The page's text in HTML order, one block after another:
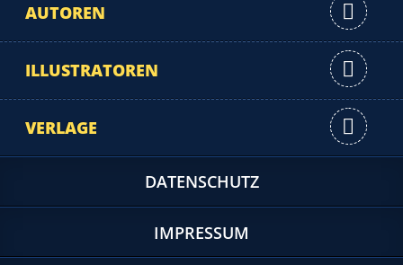
AUTOREN
ILLUSTRATOREN
VERLAGE
DATENSCHUTZ
IMPRESSUM